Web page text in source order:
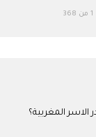
1 من 368
المغربية؟